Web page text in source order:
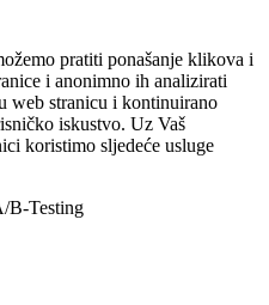
pratiti ponašanje klikova i
i anonimno ih analizirati
web stranicu i kontinuirano
iskustvo. Uz Vaš
koristimo sljedeće usluge
B-Testing